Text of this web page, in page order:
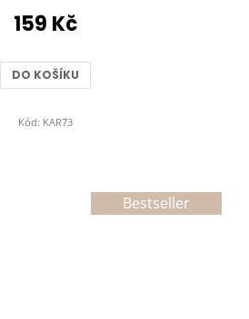
159 Kč
DO KOŠÍKU
Kód: KAR73
Bestseller